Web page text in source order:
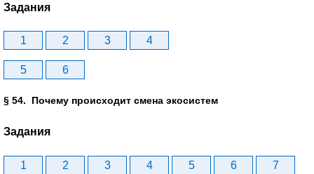
Задания
1 2 3 4
5 6
§ 54. Почему происходит смена экосистем
Задания
1 2 3 4 5 6
7